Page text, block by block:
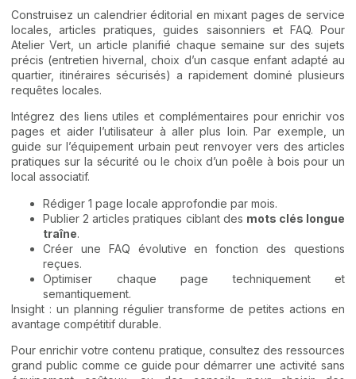
Construisez un calendrier éditorial en mixant pages de service
locales, articles pratiques, guides saisonniers et FAQ. Pour
Atelier Vert, un article planifié chaque semaine sur des sujets
précis (entretien hivernal, choix d’un casque enfant adapté au
quartier, itinéraires sécurisés) a rapidement dominé plusieurs
requêtes locales.
Intégrez des liens utiles et complémentaires pour enrichir vos
pages et aider l’utilisateur à aller plus loin. Par exemple, un
guide sur l’équipement urbain peut renvoyer vers des articles
pratiques sur la sécurité ou le choix d’un poêle à bois pour un
local associatif.
Rédiger 1 page locale approfondie par mois.
Publier 2 articles pratiques ciblant des mots clés longue
traîne.
Créer une FAQ évolutive en fonction des questions
reçues.
Optimiser chaque page techniquement et
semantiquement.
Insight : un planning régulier transforme de petites actions en
avantage compétitif durable.
Pour enrichir votre contenu pratique, consultez des ressources
grand public comme ce guide pourdémarrer une activité sans